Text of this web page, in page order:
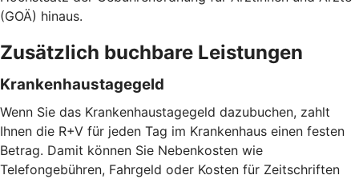
(GOÄ) hinaus.
Zusätzlich buchbare Leistungen
Krankenhaustagegeld
Wenn Sie das Krankenhaustagegeld dazubuchen, zahlt
Ihnen die R+V für jeden Tag im Krankenhaus einen festen
Betrag. Damit können Sie Nebenkosten wie
Telefongebühren, Fahrgeld oder Kosten für Zeitschriften